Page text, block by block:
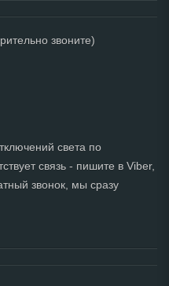
звоните)
света по
связь - пишите в Viber,
звонок, мы сразу